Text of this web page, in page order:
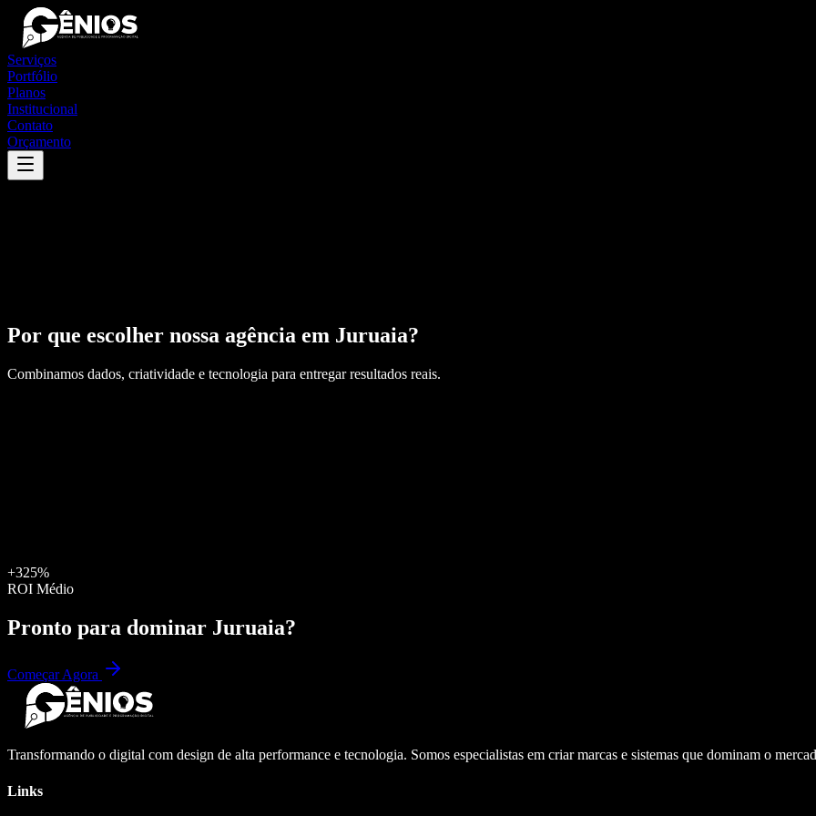
Serviços
Portfólio
Planos
Institucional
Contato
Orçamento
Por que escolher nossa agência em Juruaia?
Combinamos dados, criatividade e tecnologia para entregar resultados reais.
+325%
ROI Médio
Pronto para dominar Juruaia?
Começar Agora
Transformando o digital com design de alta performance e tecnologia. Somos especialistas em criar marcas e sistemas que dominam o
Links